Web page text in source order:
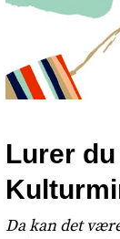
Lurer
Da kan det